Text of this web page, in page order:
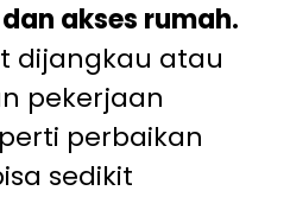
akses rumah.
dijangkau atau
pekerjaan
perbaikan
sedikit